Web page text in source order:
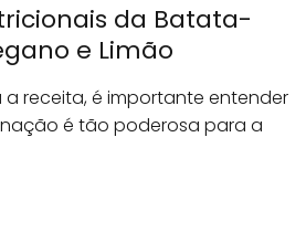
da Batata-
e Limão
a receita, é importante entender
é tão poderosa para a